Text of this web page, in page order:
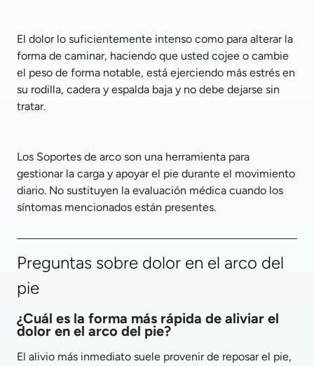
El dolor lo suficientemente intenso como para alterar la
forma de caminar, haciendo que usted cojee o cambie
el peso de forma notable, está ejerciendo más estrés en
su rodilla, cadera y espalda baja y no debe dejarse sin
tratar.
Los Soportes de arco son una herramienta para
gestionar la carga y apoyar el pie durante el movimiento
diario. No sustituyen la evaluación médica cuando los
síntomas mencionados están presentes.
Preguntas sobre dolor en el arco del
pie
¿Cuál es la forma más rápida de aliviar el
dolor en el arco del pie?
El alivio más inmediato suele provenir de reposar el pie,